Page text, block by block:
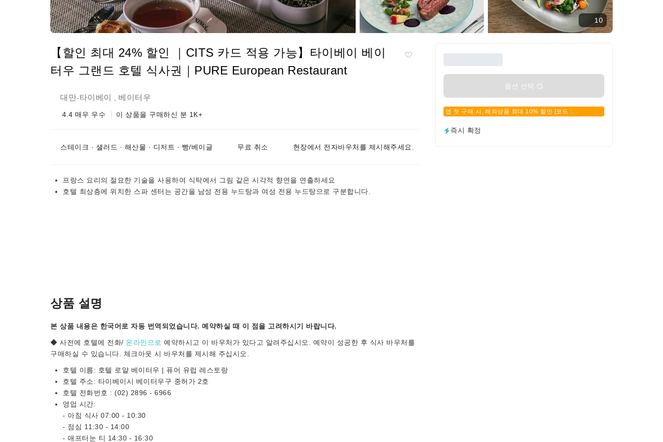
10
【할인 최대 24% 할인 ｜CITS 카드 적용 가능】타이베이 베이
터우 그랜드 호텔 식사권｜PURE European Restaurant
대만-타이베이 베이터우
4.4 매우 우수 이 상품을 구매하신 분 1K+
스테이크 · 샐러드 · 해산물 · 디저트 · 빵/베이글 무료 취소 현장에서 전자바우처를 제시해주세요.
프랑스 요리의 절묘한 기술을 사용하여 식탁에서 그림 같은 시각적 향연을 연출하세요
호텔 최상층에 위치한 스파 센터는 공간을 남성 전용 누드탕과 여성 전용 누드탕으로 구분합니다.
옵션 선택
앱 첫 구매 시, 해외상품 최대 10% 할인 [코드 :
즉시 확정
상품 설명
본 상품 내용은 한국어로 자동 번역되었습니다. 예약하실 때 이 점을 고려하시기 바랍니다.
◆ 사전에 호텔에 전화/ 온라인으로 예약하시고 이 바우처가 있다고 알려주십시오. 예약이 성공한 후 식사 바우처를
구매하실 수 있습니다. 체크아웃 시 바우처를 제시해 주십시오.
호텔 이름: 호텔 로얄 베이터우 | 퓨어 유럽 레스토랑
호텔 주소: 타이베이시 베이터우구 중허가 2호
호텔 전화번호 : (02) 2896 - 6966
영업 시간:
- 아침 식사 07:00 - 10:30
- 점심 11:30 - 14:00
- 애프터눈 티 14:30 - 16:30